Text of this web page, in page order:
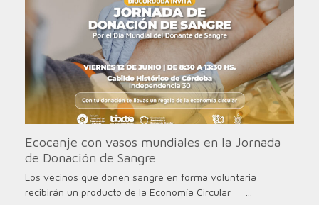
Ecocanje con vasos mundiales en la Jornada
de Donación de Sangre
Los vecinos que donen sangre en forma voluntaria
recibirán un producto de la Economía Circular …